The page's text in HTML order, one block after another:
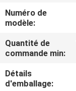
À
PROPOS
DE
NOUS
Numéro de
modèle:
Quantité de
commande min:
Détails
d'emballage: